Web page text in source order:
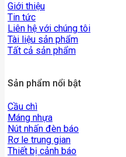
Giới thiệu
Tin tức
Liên hệ với chúng tôi
Tài liệu sản phẩm
Tất cả sản phẩm
Sản phẩm nổi bật
Cầu chì
Máng nhựa
Nút nhấn đèn báo
Rơ le trung gian
Thiết bị cảnh báo